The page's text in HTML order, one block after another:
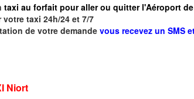
taxi au forfait pour aller ou quitter l'Aéroport
votre taxi 24h/24 et 7/7
de votre demandevous recevez un SMS
Niort